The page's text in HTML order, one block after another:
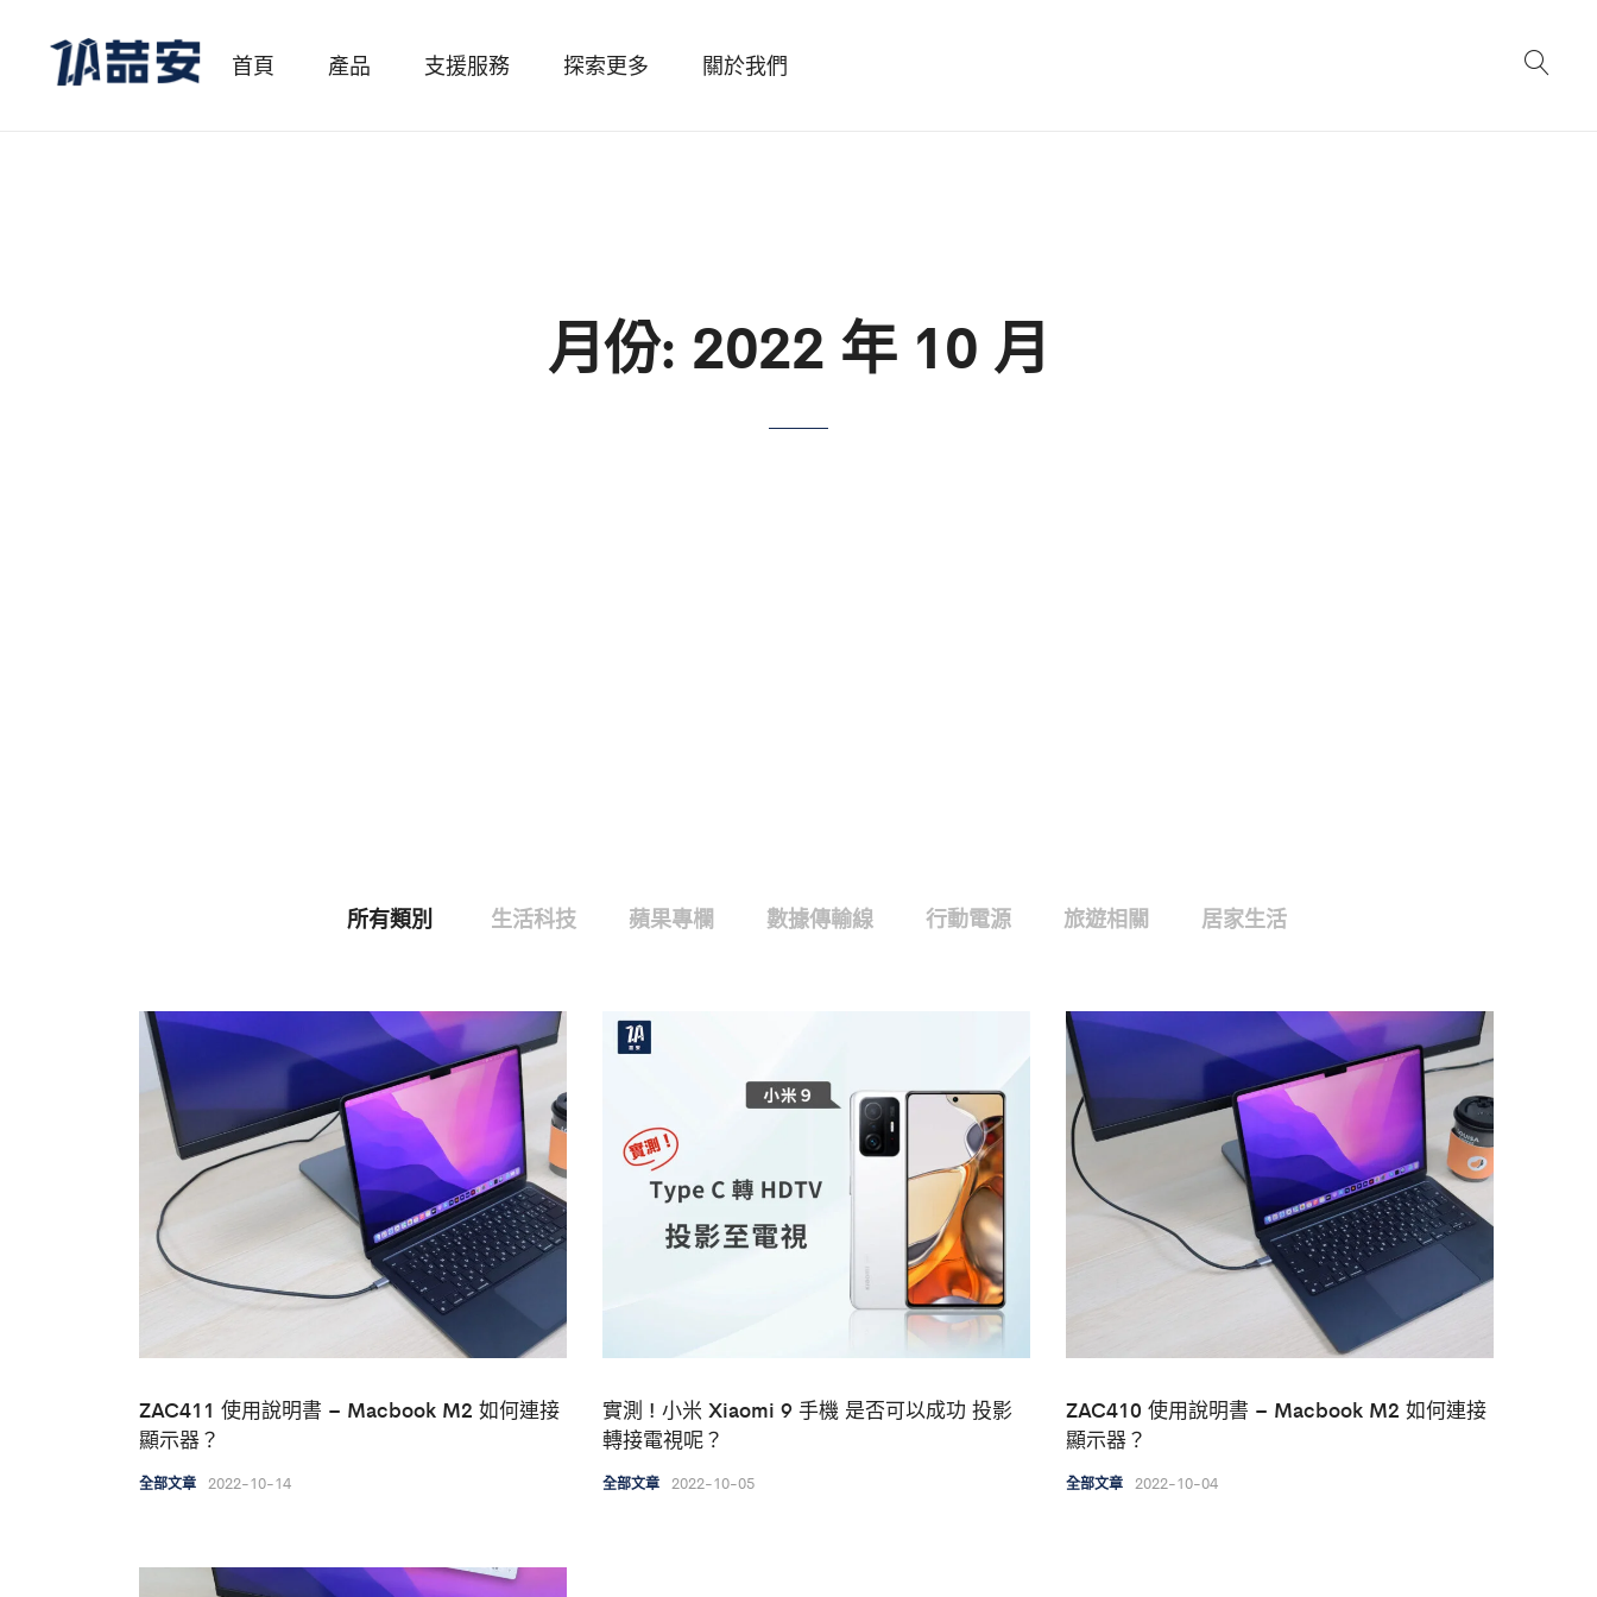
首頁 產品 支援服務 探索更多 關於我們
月份: 2022 年 10 月
所有類別 生活科技 蘋果專欄 數據傳輸線 行動電源 旅遊相關 居家生活
ZAC411 使用說明書 – Macbook M2 如何連接
顯示器？
全部文章 2022-10-14
實測 ! 小米 Xiaomi 9 手機 是否可以成功 投影
轉接電視呢？
全部文章 2022-10-05
ZAC410 使用說明書 – Macbook M2 如何連接
顯示器？
全部文章 2022-10-04